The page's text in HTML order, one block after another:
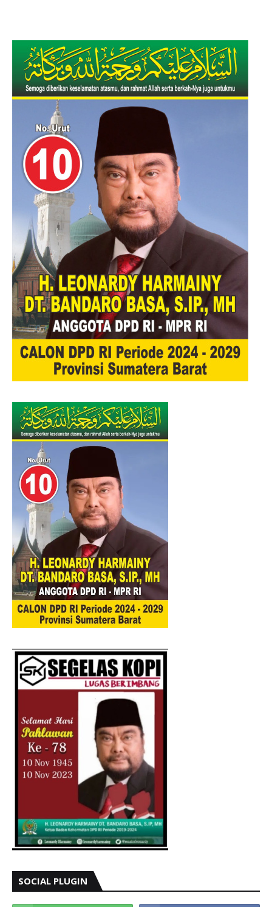
SOCIAL PLUGIN